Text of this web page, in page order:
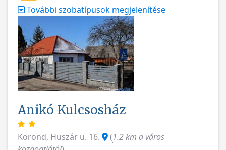
További szobatípusok megjelenítése
Anikó Kulcsosház
Korond, Huszár u. 16. (1.2 km a város